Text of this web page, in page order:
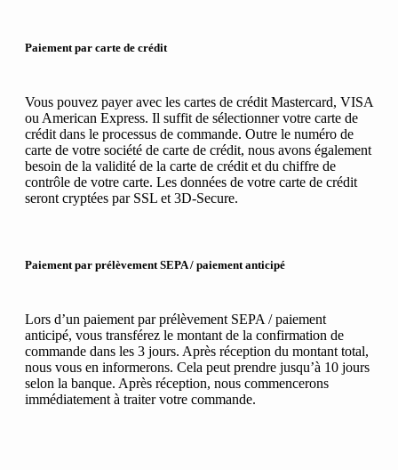
Paiement par carte de crédit
Vous pouvez payer avec les cartes de crédit Mastercard, VISA
ou American Express. Il suffit de sélectionner votre carte de
crédit dans le processus de commande. Outre le numéro de
carte de votre société de carte de crédit, nous avons également
besoin de la validité de la carte de crédit et du chiffre de
contrôle de votre carte. Les données de votre carte de crédit
seront cryptées par SSL et 3D-Secure.
Paiement par prélèvement SEPA / paiement anticipé
Lors d’un paiement par prélèvement SEPA / paiement
anticipé, vous transférez le montant de la confirmation de
commande dans les 3 jours. Après réception du montant total,
nous vous en informerons. Cela peut prendre jusqu’à 10 jours
selon la banque. Après réception, nous commencerons
immédiatement à traiter votre commande.